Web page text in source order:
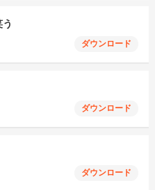
ダウンロード
ダウンロード
ダウンロード